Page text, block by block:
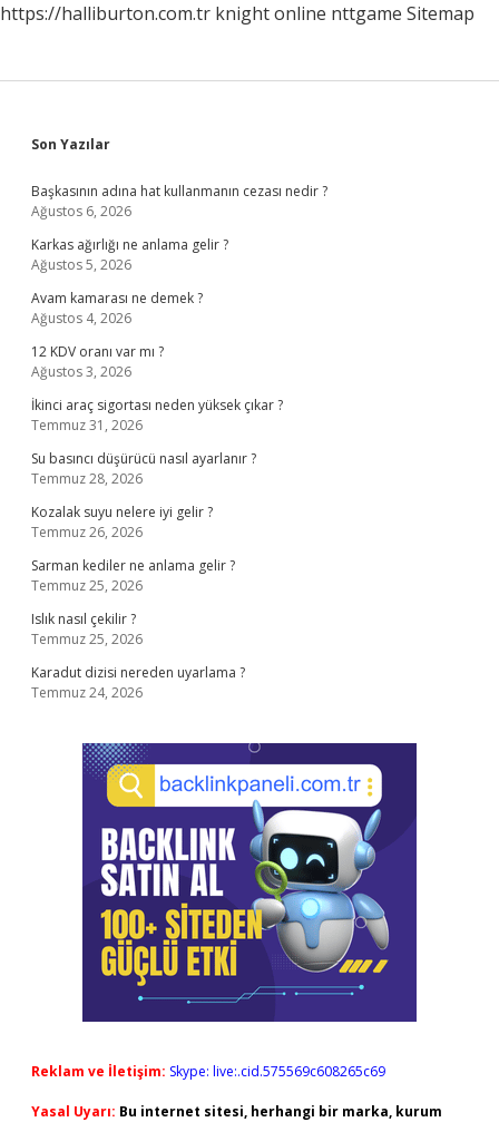
https://halliburton.com.tr knight online nttgame Sitemap
Sidebar
Son Yazılar
Başkasının adına hat kullanmanın cezası nedir ?
Ağustos 6, 2026
Karkas ağırlığı ne anlama gelir ?
Ağustos 5, 2026
Avam kamarası ne demek ?
Ağustos 4, 2026
12 KDV oranı var mı ?
Ağustos 3, 2026
İkinci araç sigortası neden yüksek çıkar ?
Temmuz 31, 2026
Su basıncı düşürücü nasıl ayarlanır ?
Temmuz 28, 2026
Kozalak suyu nelere iyi gelir ?
Temmuz 26, 2026
Sarman kediler ne anlama gelir ?
Temmuz 25, 2026
Islık nasıl çekilir ?
Temmuz 25, 2026
Karadut dizisi nereden uyarlama ?
Temmuz 24, 2026
Reklam ve İletişim: Skype: live:.cid.575569c608265c69
Yasal Uyarı: Bu internet sitesi, herhangi bir marka, kurum